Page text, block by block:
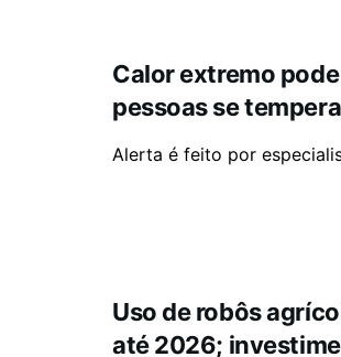
Calor extremo
pessoas se
Alerta é feito por
Uso de robôs
até 2026;